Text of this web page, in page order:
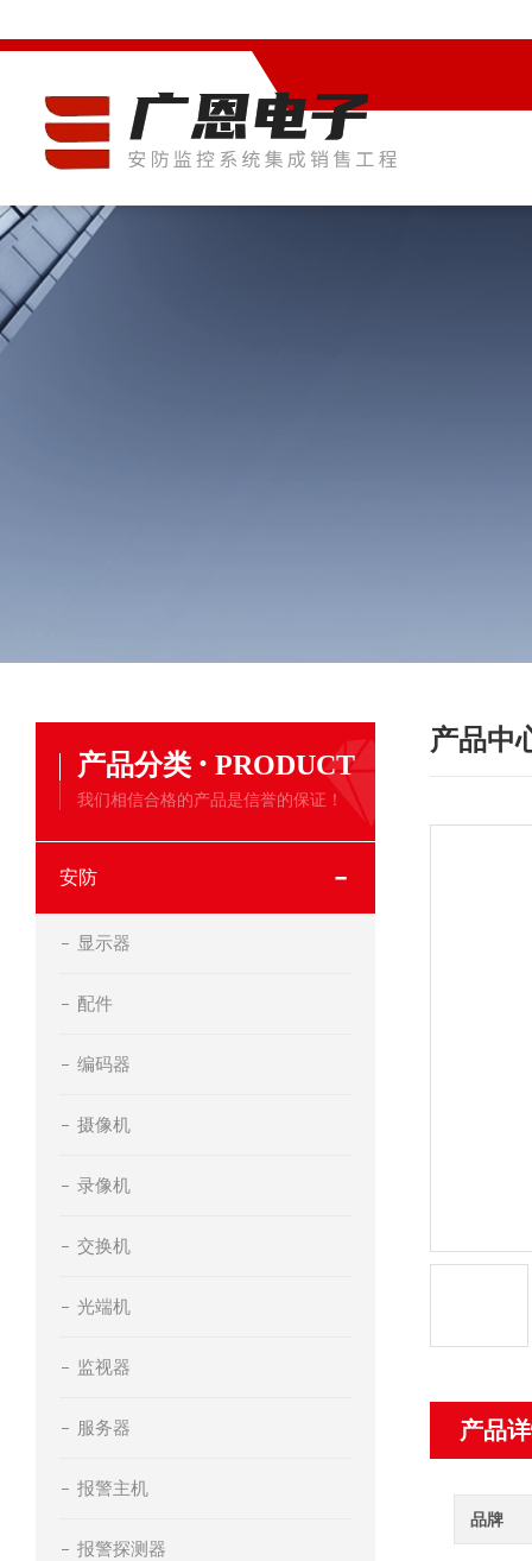
产品分类 · PRODUCT
我们相信合格的产品是信誉的保证！
安防
显示器
配件
编码器
摄像机
录像机
交换机
光端机
监视器
服务器
报警主机
报警探测器
产品中
产品
品牌